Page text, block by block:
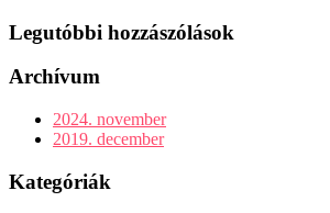
Legutóbbi hozzászólások
Archívum
2024. november
2019. december
Kategóriák